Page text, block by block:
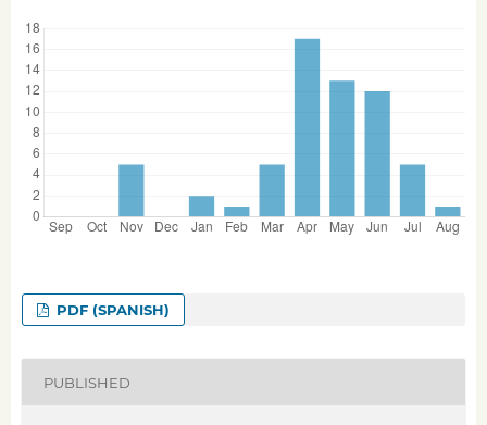
PDF (SPANISH)
PUBLISHED